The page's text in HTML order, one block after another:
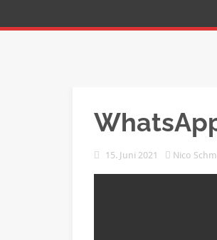
15. Juni 2021 Nico